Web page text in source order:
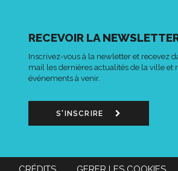
RECEVOIR LA
Inscrivez-vous à la newletter et recevez
mail les dernières actualités de la ville et
événements à venir.
S'INSCRIRE